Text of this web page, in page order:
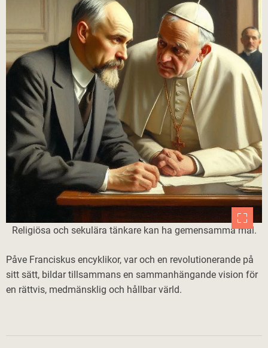
Religiösa och sekulära tänkare kan ha gemensamma mål.
Påve Franciskus encyklikor, var och en revolutionerande på
sitt sätt, bildar tillsammans en sammanhängande vision för
en rättvis, medmänsklig och hållbar värld.